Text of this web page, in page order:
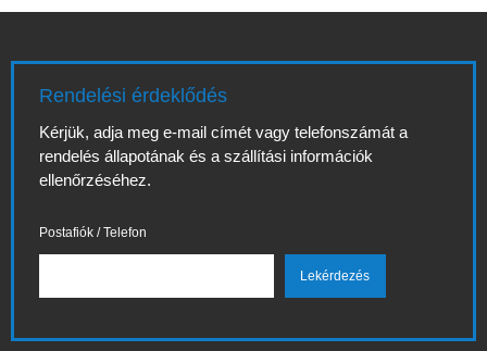
Rendelési érdeklődés
Kérjük, adja meg e-mail címét vagy telefonszámát a
rendelés állapotának és a szállítási információk
ellenőrzéséhez.
Postafiók / Telefon